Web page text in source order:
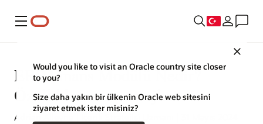
Menü
Would you like to visit an Oracle country site closer
to you?
Size daha yakın bir ülkenin Oracle web sitesini
ziyaret etmek ister misiniz?
ERP Finans Modülü Nedir?
Özellikler ve Avantajlar
Adrian Alleyne | İçerik Stratejisi Uzmanı | 31 Mayıs 2024